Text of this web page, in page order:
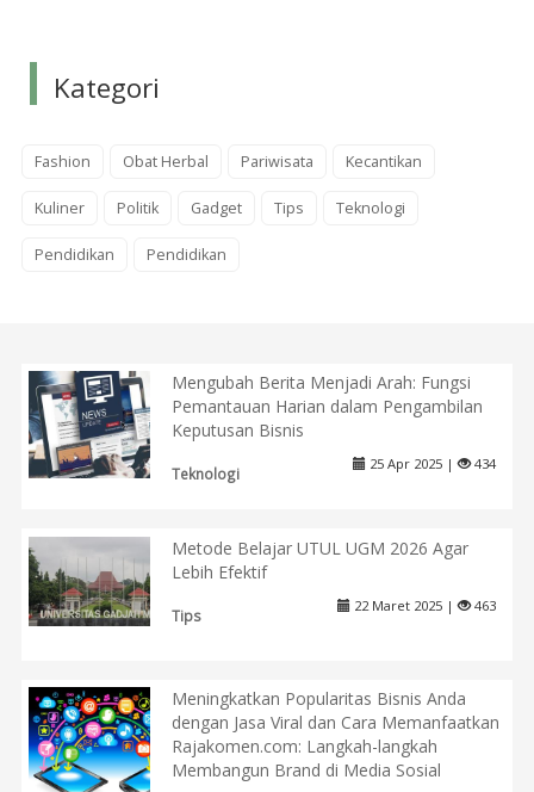
Kategori
Fashion Obat Herbal Pariwisata Kecantikan
Kuliner Politik Gadget Tips Teknologi
Pendidikan Pendidikan
Mengubah Berita Menjadi Arah: Fungsi
Pemantauan Harian dalam Pengambilan
Keputusan Bisnis
Teknologi
25 Apr 2025 | 434
Metode Belajar UTUL UGM 2026 Agar
Lebih Efektif
Tips
22 Maret 2025 | 463
Meningkatkan Popularitas Bisnis Anda
dengan Jasa Viral dan Cara Memanfaatkan
Rajakomen.com: Langkah-langkah
Membangun Brand di Media Sosial